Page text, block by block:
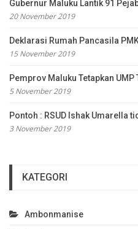
Gubernur Maluku Lantik 91
20 November 2019
Deklarasi Rumah Pancasila
15 November 2019
Pemprov Maluku Tetapkan
5 November 2019
Pontoh : RSUD Ishak Umarella
3 November 2019
KATEGORI
Ambonmanise